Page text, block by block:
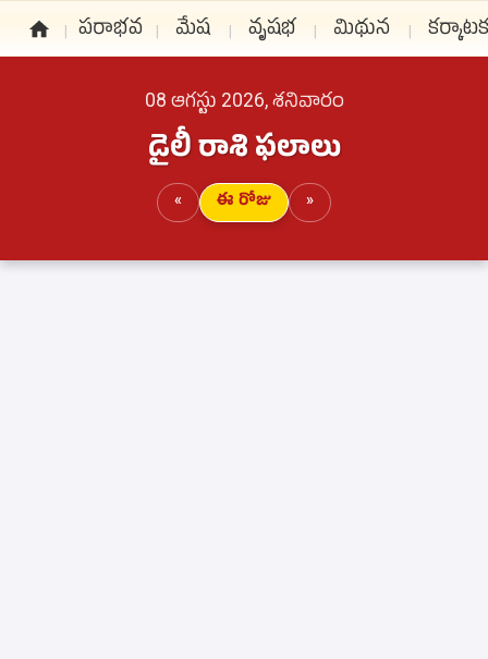
పరాభవ మేష వృషభ మిథున కర్కాటక
08 ఆగస్టు 2026, శనివారం
డైలీ రాశి ఫలాలు
« ఈ రోజు »